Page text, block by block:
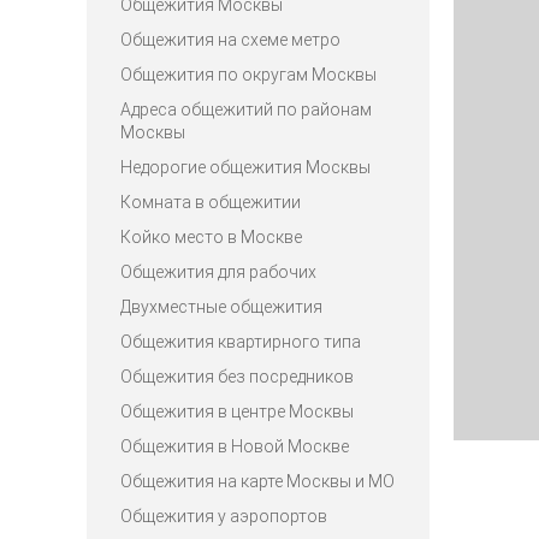
Общежития Москвы
Общежития на схеме метро
Общежития по округам Москвы
Адреса общежитий по районам
Москвы
Недорогие общежития Москвы
Комната в общежитии
Койко место в Москве
Общежития для рабочих
Двухместные общежития
Общежития квартирного типа
Общежития без посредников
Общежития в центре Москвы
Общежития в Новой Москве
Общежития на карте Москвы и МО
Общежития у аэропортов